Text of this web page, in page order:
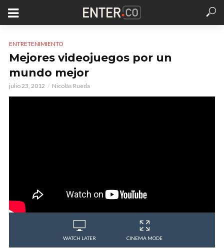
ENTRETENIMIENTO
Mejores videojuegos por un
mundo mejor
julio 23, 2012 Nicolás Rueda
WATCH LATER CINEMA MODE